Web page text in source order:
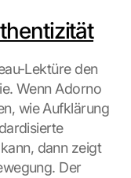
Lektüre den
Wenn Adorno
wie Aufklärung
Bewusstseinsformen umschlagen kann, dann zeigt
Der